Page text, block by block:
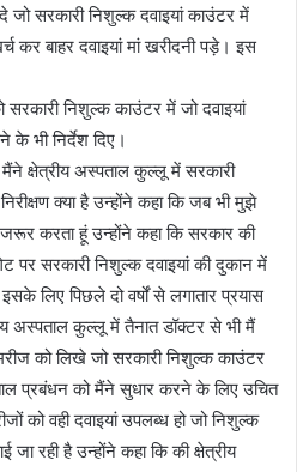
जो सरकारी निशुल्क दवाइयां काउंटर में
कर बाहर दवाइयां मां खरीदनी पड़े। इस
निशुल्क काउंटर में जो दवाइयां
भी निर्देश दिए।
क्षेत्रीय अस्पताल कुल्लू में सरकारी
क्या है उन्होंने कहा कि जब भी मुझे
करता हूं उन्होंने कहा कि सरकार की
सरकारी निशुल्क दवाइयां की दुकान में
लिए पिछले दो वर्षों से लगातार प्रयास
अस्पताल कुल्लू में तैनात डॉक्टर से भी मैं
को लिखे जो सरकारी निशुल्क काउंटर
प्रबंधन को मैंने सुधार करने के लिए उचित
को वही दवाइयां उपलब्ध हो जो निशुल्क
जा रही है उन्होंने कहा कि की क्षेत्रीय